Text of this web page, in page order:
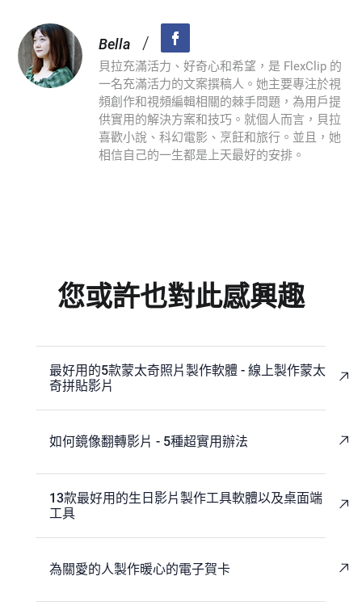
Bella /
貝拉充滿活力、好奇心和希望，是 FlexClip 的
一名充滿活力的文案撰稿人。她主要專注於視
頻創作和視頻編輯相關的棘手問題，為用戶提
供實用的解決方案和技巧。就個人而言，貝拉
喜歡小說、科幻電影、烹飪和旅行。並且，她
相信自己的一生都是上天最好的安排。
您或許也對此感興趣
最好用的5款蒙太奇照片製作軟體 - 線上製作蒙太
奇拼貼影片
如何鏡像翻轉影片 - 5種超實用辦法
13款最好用的生日影片製作工具軟體以及桌面端
工具
為關愛的人製作暖心的電子賀卡